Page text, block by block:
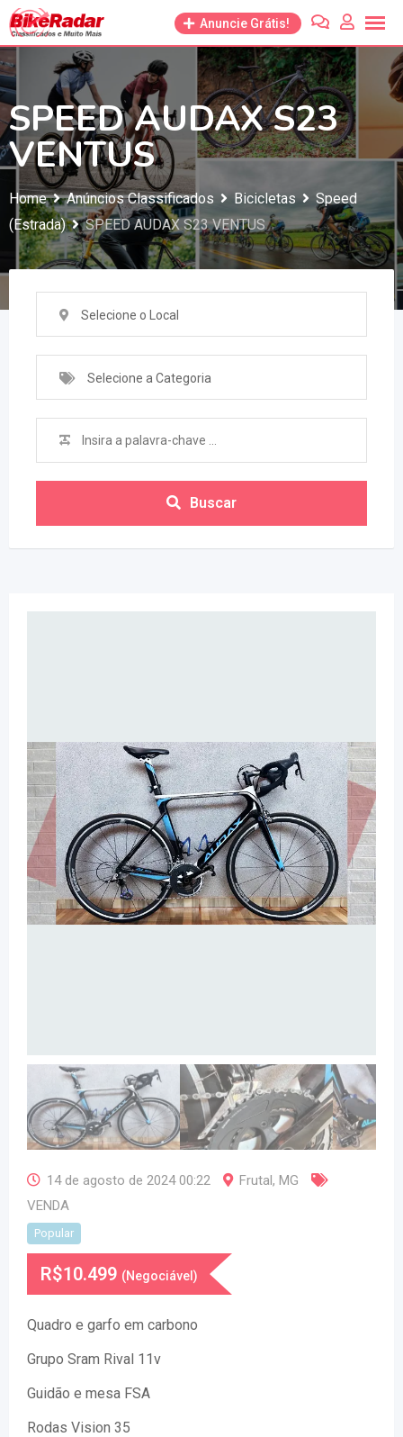
Anuncie Grátis!
SPEED AUDAX S23
VENTUS
Home Anúncios Classificados Bicicletas
Speed
(Estrada)
SPEED AUDAX S23 VENTUS
Selecione o Local
Selecione a Categoria
Buscar
14 de agosto de 2024 00:22 Frutal, MG
VENDA
Popular
R$10.499 (Negociável)
Quadro e garfo em carbono
Grupo Sram Rival 11v
Guidão e mesa FSA
Rodas Vision 35